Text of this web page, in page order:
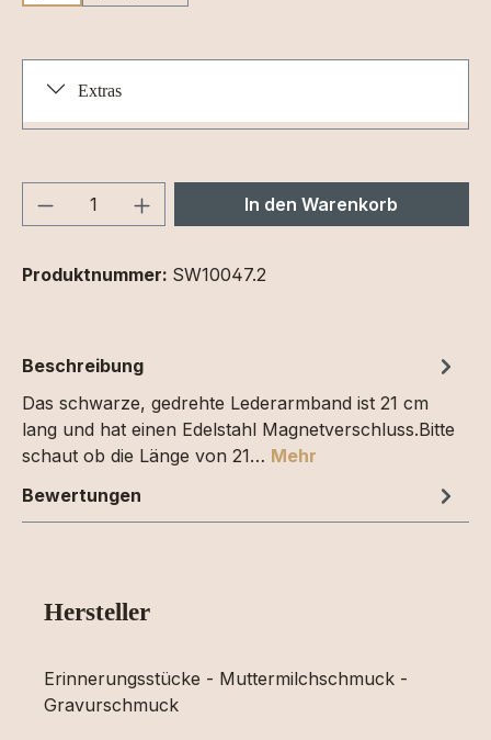
Extras
Produkt Anzahl: Gib denIn den Warenkorb
Produktnummer: SW10047.2
Beschreibung
Das schwarze, gedrehte Lederarmband ist 21 cm
lang und hat einen Edelstahl Magnetverschluss.Bitte
schaut ob die Länge von 21… Mehr
Bewertungen
Hersteller
Erinnerungsstücke - Muttermilchschmuck -
Gravurschmuck